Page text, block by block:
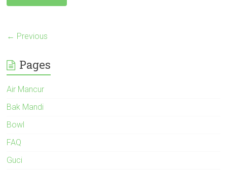
← Previous
Pages
Air Mancur
Bak Mandi
Bowl
FAQ
Guci